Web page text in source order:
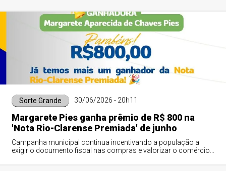
Sorte Grande 30/06/2026 - 20h11
Margarete Pies ganha prêmio de R$ 800 na
'Nota Rio-Clarense Premiada' de junho
Campanha municipal continua incentivando a população a
exigir o documento fiscal nas compras e valorizar o comércio